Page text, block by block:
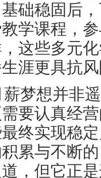
础稳固后
学课程，
这些多元
涯更具抗
梦想并非
要认真经
终实现稳
累与不断
，但它正